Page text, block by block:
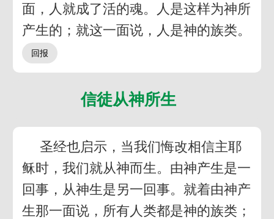
面，人就成了活的魂。人是这样为神所
产生的；就这一面说，人是神的族类。
信徒从神所生
圣经也启示，当我们悔改相信主耶
稣时，我们就从神而生。由神产生是一
回事，从神生是另一回事。就着由神产
生那一面说，所有人类都是神的族类；